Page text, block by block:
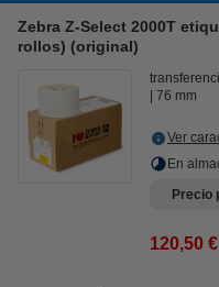
Zebra Z-Select 2000T
rollos) (original)
76 mm
Ver
En
Precio
120,50 €